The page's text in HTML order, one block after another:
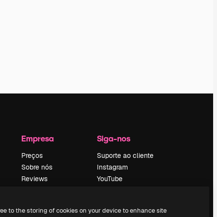
Empresa
Preços
Sobre nós
Reviews
pesquisa
Siga-nos
Suporte ao cliente
Instagram
YouTube
Discord
to the storing of cookies on your device to enhance site